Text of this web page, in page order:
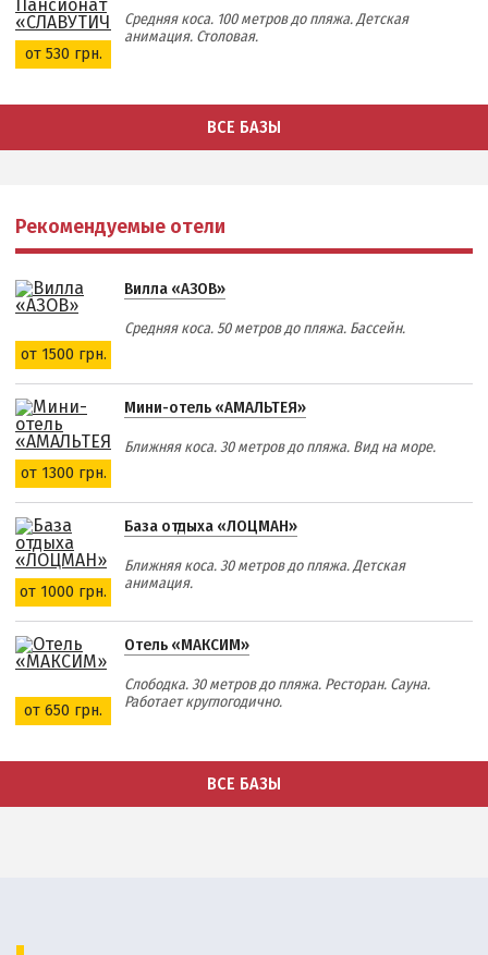
от 530 грн.
Средняя коса. 100 метров до пляжа. Детская
анимация. Столовая.
ВСЕ БАЗЫ
Рекомендуемые отели
от 1500 грн.
Вилла «АЗОВ»
Средняя коса. 50 метров до пляжа. Бассейн.
от 1300 грн.
Мини-отель «АМАЛЬТЕЯ»
Ближняя коса. 30 метров до пляжа. Вид на море.
от 1000 грн.
База отдыха «ЛОЦМАН»
Ближняя коса. 30 метров до пляжа. Детская
анимация.
от 650 грн.
Отель «МАКСИМ»
Слободка. 30 метров до пляжа. Ресторан. Сауна.
Работает круглогодично.
ВСЕ БАЗЫ